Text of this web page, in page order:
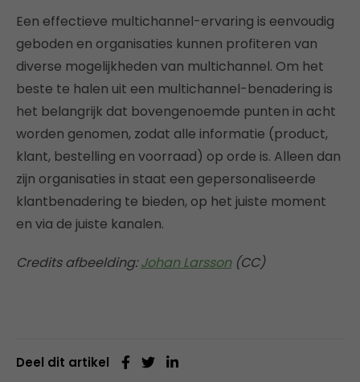
Een effectieve multichannel-ervaring is eenvoudig
geboden en organisaties kunnen profiteren van
diverse mogelijkheden van multichannel. Om het
beste te halen uit een multichannel-benadering is
het belangrijk dat bovengenoemde punten in acht
worden genomen, zodat alle informatie (product,
klant, bestelling en voorraad) op orde is. Alleen dan
zijn organisaties in staat een gepersonaliseerde
klantbenadering te bieden, op het juiste moment
en via de juiste kanalen.
Credits afbeelding:Johan Larsson(CC)
Deel dit artikel